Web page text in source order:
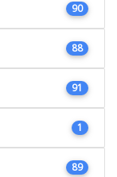
90
88
91
1
89